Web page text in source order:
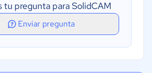
tu pregunta para SolidCAM
Enviar pregunta